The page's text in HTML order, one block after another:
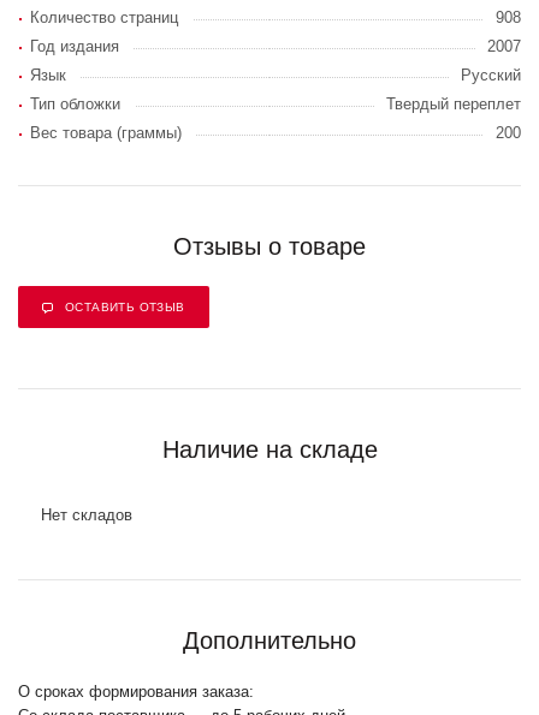
Количество страниц
908
Год издания
2007
Язык
Русский
Тип обложки
Твердый переплет
Вес товара (граммы)
200
Отзывы о товаре
ОСТАВИТЬ ОТЗЫВ
Наличие на складе
Нет складов
Дополнительно
О сроках формирования заказа: